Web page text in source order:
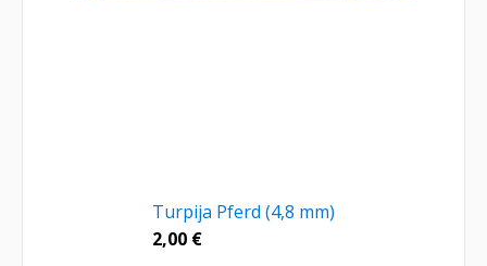
Turpija Pferd (4,8 mm)
2,00 €